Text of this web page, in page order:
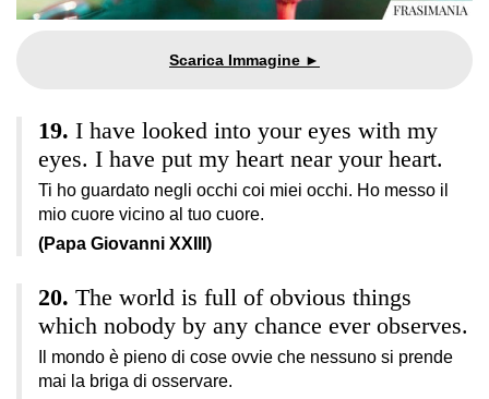
I have looked into your eyes with my
eyes. I have put my heart near your heart.
Ti ho guardato negli occhi coi miei occhi. Ho messo il
mio cuore vicino al tuo cuore.
(Papa Giovanni XXIII)
The world is full of obvious things
which nobody by any chance ever observes.
Il mondo è pieno di cose ovvie che nessuno si prende
mai la briga di osservare.